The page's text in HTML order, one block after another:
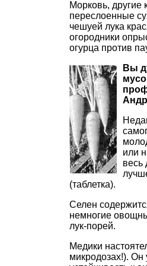
Морковь,
переслоенные
чешуей лука
огородники
огурца против
Вы
или
весь
(таблетка).
Селен
немногие
лук-порей.
Медики
микродозах!). Он